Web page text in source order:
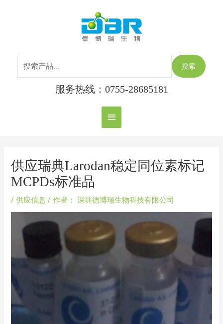
主
菜
单
搜索
服务热线：0755-28685181
供应瑞典Larodan稳定同位素标记
MCPDs标准品
/供应信息 / 作者： 深圳德博瑞生物科技有限公司